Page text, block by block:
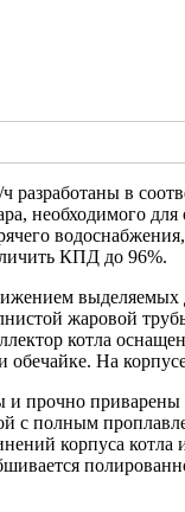
разработаны в
необходимого для
КПД до 96%.
жаровой
котла
На
прочно
полным
корпуса